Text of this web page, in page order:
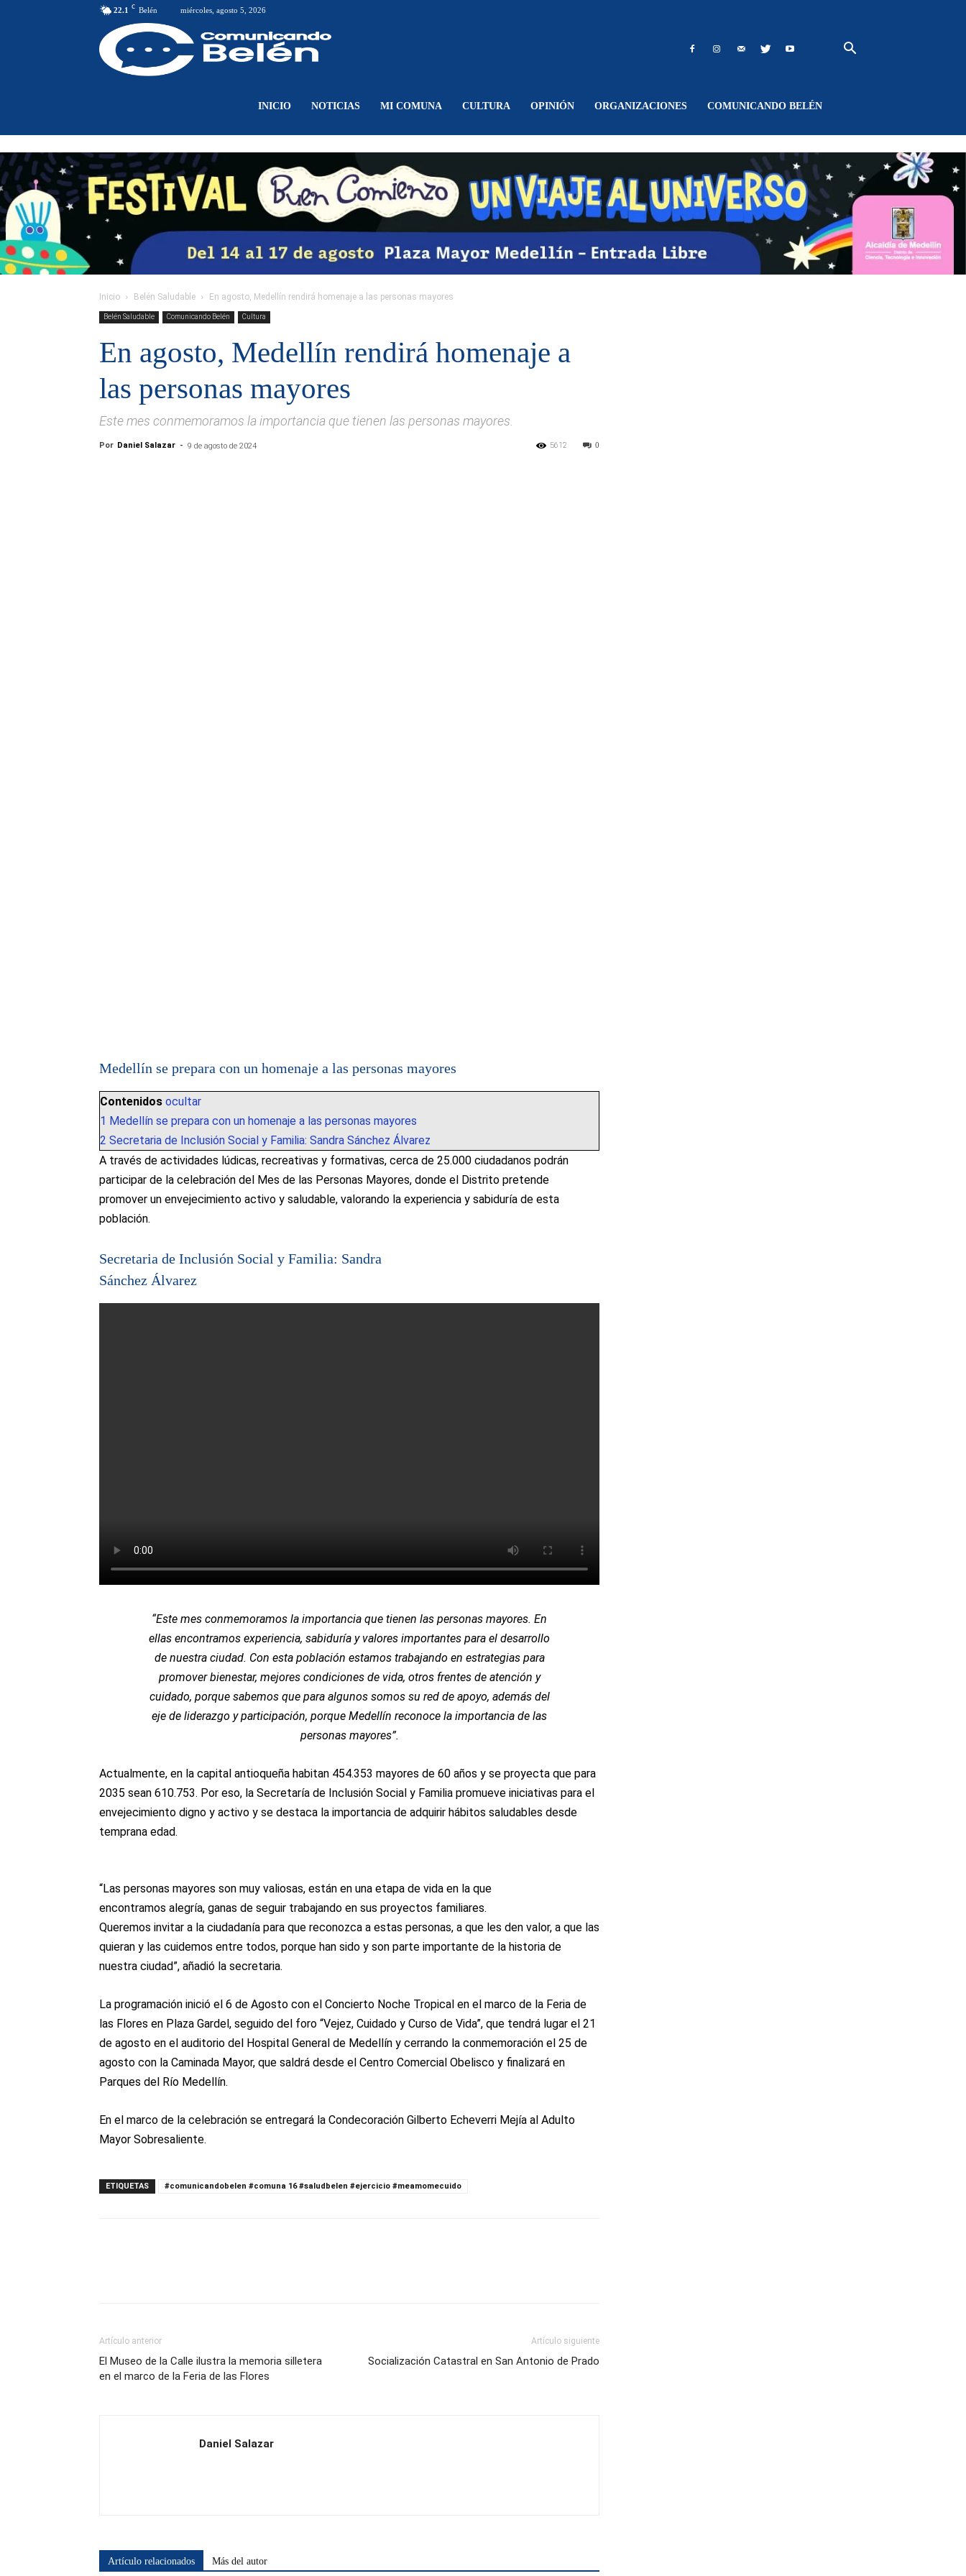
22.1 C Belén miércoles, agosto 5, 2026
Belén
INICIO NOTICIAS MI COMUNA CULTURA OPINIÓN ORGANIZACIONES COMUNICANDO BELÉN
Inicio Belén Saludable En agosto, Medellín rendirá homenaje a las personas mayores
Belén Saludable Comunicando Belén Cultura
En agosto, Medellín rendirá homenaje a
las personas mayores
Este mes conmemoramos la importancia que tienen las personas mayores.
Por Daniel Salazar - 9 de agosto de 2024 0
5612
Medellín se prepara con un homenaje a las personas mayores
Contenidos ocultar
1 Medellín se prepara con un homenaje a las personas mayores
2 Secretaria de Inclusión Social y Familia: Sandra Sánchez Álvarez
A través de actividades lúdicas, recreativas y formativas, cerca de 25.000 ciudadanos podrán
participar de la celebración del Mes de las Personas Mayores, donde el Distrito pretende
promover un envejecimiento activo y saludable, valorando la experiencia y sabiduría de esta
población.
Secretaria de Inclusión Social y Familia: Sandra
Sánchez Álvarez
“Este mes conmemoramos la importancia que tienen las personas mayores. En
ellas encontramos experiencia, sabiduría y valores importantes para el desarrollo
de nuestra ciudad. Con esta población estamos trabajando en estrategias para
promover bienestar, mejores condiciones de vida, otros frentes de atención y
cuidado, porque sabemos que para algunos somos su red de apoyo, además del
eje de liderazgo y participación, porque Medellín reconoce la importancia de las
personas mayores”.
Actualmente, en la capital antioqueña habitan 454.353 mayores de 60 años y se proyecta que para
2035 sean 610.753. Por eso, la Secretaría de Inclusión Social y Familia promueve iniciativas para el
envejecimiento digno y activo y se destaca la importancia de adquirir hábitos saludables desde
temprana edad.
“Las personas mayores son muy valiosas, están en una etapa de vida en la que
encontramos alegría, ganas de seguir trabajando en sus proyectos familiares.
Queremos invitar a la ciudadanía para que reconozca a estas personas, a que les den valor, a que las
quieran y las cuidemos entre todos, porque han sido y son parte importante de la historia de
nuestra ciudad”, añadió la secretaria.
La programación inició el 6 de Agosto con el Concierto Noche Tropical en el marco de la Feria de
las Flores en Plaza Gardel, seguido del foro “Vejez, Cuidado y Curso de Vida”, que tendrá lugar el 21
de agosto en el auditorio del Hospital General de Medellín y cerrando la conmemoración el 25 de
agosto con la Caminada Mayor, que saldrá desde el Centro Comercial Obelisco y finalizará en
Parques del Río Medellín.
En el marco de la celebración se entregará la Condecoración Gilberto Echeverri Mejía al Adulto
Mayor Sobresaliente.
ETIQUETAS #comunicandobelen #comuna 16 #saludbelen #ejercicio #meamomecuido
Artículo anterior
El Museo de la Calle ilustra la memoria silletera
en el marco de la Feria de las Flores
Artículo siguiente
Socialización Catastral en San Antonio de Prado
Daniel Salazar
Artículo relacionados Más del autor